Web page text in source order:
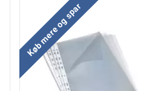
Køb mere og spar